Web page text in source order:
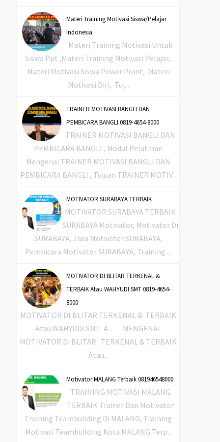
Materi Training Motivasi Siswa/Pelajar
Indonesia
Materi Training Motivasi Untuk
Siswa Ppt ,Materi Training Motivasi Pelajar,
Materi Motivasi Siswa Power Point, Materi
Motivasi Diri, Tuj...
TRAINER MOTIVASI BANGLI DAN
PEMBICARA BANGLI 0819-4654-8000
TRAINER MOTIVASI BANGLI DAN
PEMBICARA BANGLI , Modul Pelatihan
Mengenai TRAINER MOTIVASI BANGLI DAN
PEMBICARA BANGLI , Tujuan TRAINER MOTIV...
MOTIVATOR SURABAYA TERBAIK
MOTIVATOR SURABAYA TERBAIK
SURABAYA Motivator, Motivator Di
SURABAYA, Jasa Motivator SURABAYA,
Pembicara Motivator SURABAYA, Training ...
MOTIVATOR DI BLITAR TERKENAL &
TERBAIK Atau WAHYUDI SMT 0819-4654-
8000
MOTIVATOR DI BLITAR TERKENAL & TERBAIK
Atau WAHYUDI SMT A. MENGENAL
MOTIVATOR Di BLITAR TERKENAL & TERBAIK
Atau...
Motivator MALANG Terbaik 081946548000
TRAINING MOTIVASI MALANG
TERBAIK Trainer Dan Motivator
Training Teambuilding Di MALANG, Training
Motivasi Teambuilding Kota MALANG Terp...